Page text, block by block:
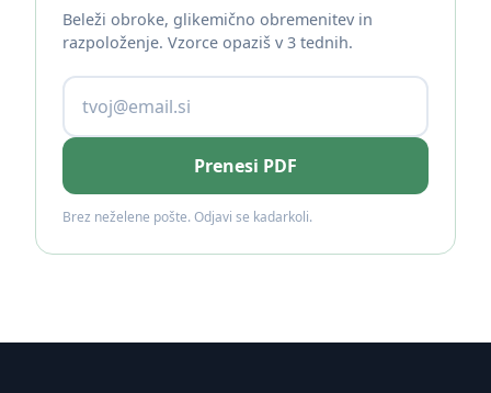
Beleži obroke, glikemično obremenitev in
razpoloženje. Vzorce opaziš v 3 tednih.
Prenesi PDF
Brez neželene pošte. Odjavi se kadarkoli.